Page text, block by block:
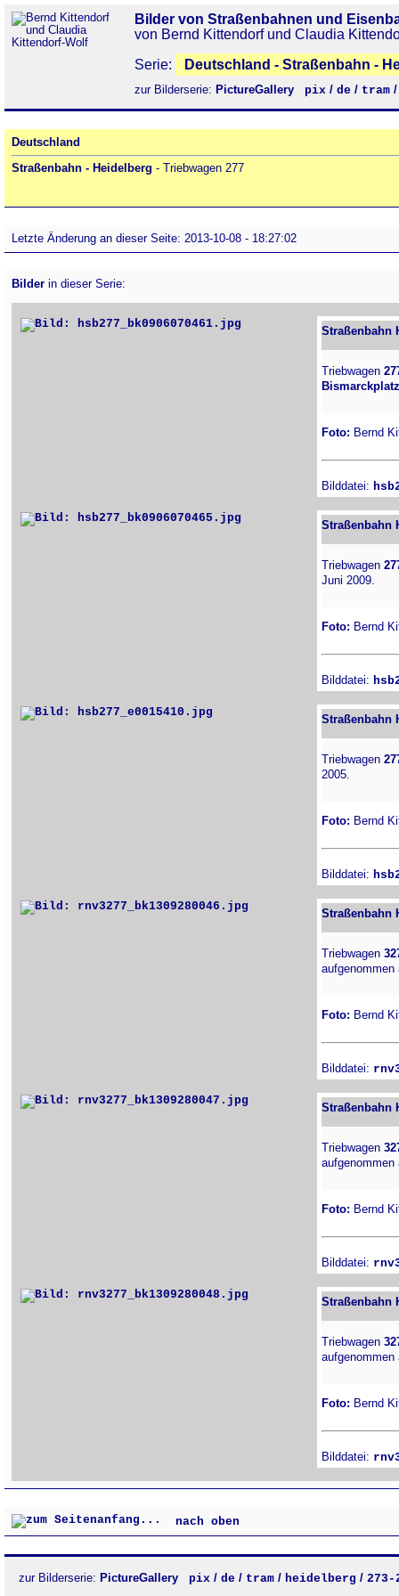
Bilder von Straßenbahnen und
von Bernd Kittendorf und Claudia
Serie:
Deutschland - Straßenbahn -
zur Bilderserie: PictureGallery pix / de / tram
Deutschland
Straßenbahn - Heidelberg - Triebwagen 277
Letzte Änderung an dieser Seite: 2013-10-08 - 18:27:02
Bilder in dieser Serie:
Straßenbahn
Triebwagen
Bismarckplatz
Foto: Bernd
Bilddatei:
Straßenbahn
Triebwagen
Juni 2009.
Foto: Bernd
Bilddatei:
Straßenbahn
Triebwagen
2005.
Foto: Bernd
Bilddatei:
Straßenbahn
Triebwagen
aufgenommen
Foto: Bernd
Bilddatei:
Straßenbahn
Triebwagen
aufgenommen
Foto: Bernd
Bilddatei:
Straßenbahn
Triebwagen
aufgenommen
Foto: Bernd
Bilddatei:
nach oben
zur Bilderserie: PictureGallery pix / de / tram / heidelberg / 273-